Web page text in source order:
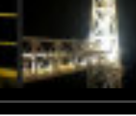
und <i> werden aus Deinem Kommentar entfernt.
Bitte verwende "www." oder "http://" in URLs
auf dieser Seite weitere Kommentare erscheinen.